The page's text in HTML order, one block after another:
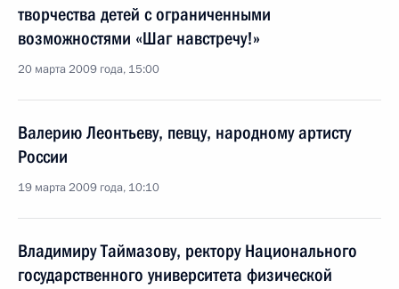
творчества детей с ограниченными
возможностями «Шаг навстречу!»
20 марта 2009 года, 15:00
Валерию Леонтьеву, певцу, народному артисту
России
19 марта 2009 года, 10:10
Владимиру Таймазову, ректору Национального
государственного университета физической